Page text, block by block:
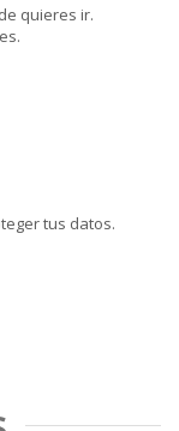
quieres ir.
tus datos.